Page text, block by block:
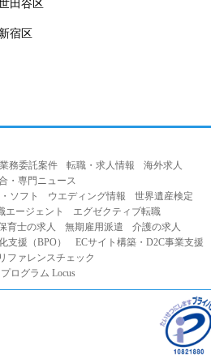
田谷区
新宿区
務委託案件 転職・求人情報
海外求人
・専門ニュース
ソフト ウエディング情報
世界遺産検定
エージェント
エグゼクティブ転職
育士の求人 無期雇用派遣
介護の求人
支援（BPO）
ECサイト構築・D2C事業支援
リファレンスチェック
ログラム Locus